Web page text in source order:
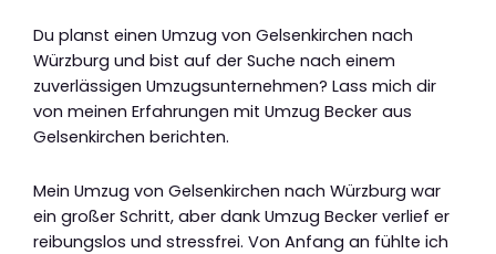
Du planst einen Umzug von Gelsenkirchen nach
Würzburg und bist auf der Suche nach einem
zuverlässigen Umzugsunternehmen? Lass mich dir
von meinen Erfahrungen mit Umzug Becker aus
Gelsenkirchen berichten.
Mein Umzug von Gelsenkirchen nach Würzburg war
ein großer Schritt, aber dank Umzug Becker verlief er
reibungslos und stressfrei. Von Anfang an fühlte ich